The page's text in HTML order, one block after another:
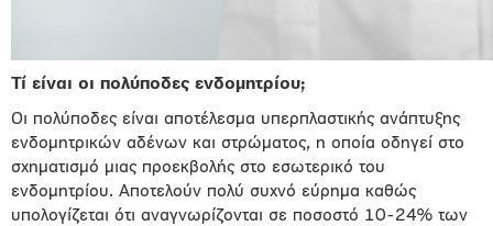
Τί είναι οι πολύποδες ενδομητρίου;
Οι πολύποδες είναι αποτέλεσμα υπερπλαστικής ανάπτυξης
ενδομητρικών αδένων και στρώματος, η οποία οδηγεί στο
σχηματισμό μιας προεκβολής στο εσωτερικό του
ενδομητρίου. Αποτελούν πολύ συχνό εύρημα καθώς
υπολογίζεται ότι αναγνωρίζονται σε ποσοστό 10-24% των